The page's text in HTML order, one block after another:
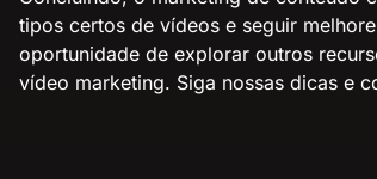
tipos certos de vídeos e seguir
oportunidade de explorar outros
vídeo marketing. Siga nossas dicas e